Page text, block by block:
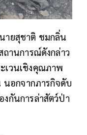
ายสุชาติ ชมกลิ่น
ถานการณ์ดังกล่าว
เวนเชิงคุณภาพ
อกจากภารกิจดับ
งกันการล่าสัตว์ป่า